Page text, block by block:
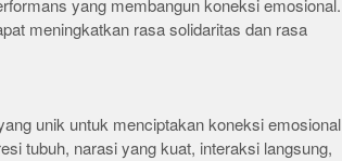
yang membangun koneksi emosional.
meningkatkan rasa solidaritas dan rasa
unik untuk menciptakan koneksi emosional
tubuh, narasi yang kuat, interaksi langsung,